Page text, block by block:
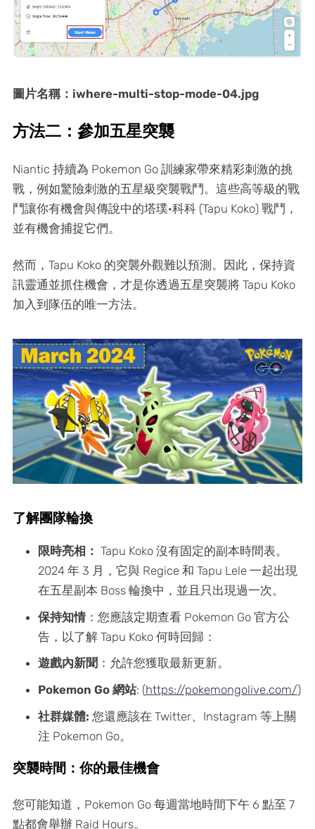
圖片名稱：iwhere-multi-stop-mode-04.jpg
方法二：參加五星突襲
Niantic 持續為 Pokemon Go 訓練家帶來精彩刺激的挑
戰，例如驚險刺激的五星級突襲戰鬥。這些高等級的戰
鬥讓你有機會與傳說中的塔璞·科科 (Tapu Koko) 戰鬥，
並有機會捕捉它們。
然而，Tapu Koko 的突襲外觀難以預測。因此，保持資
訊靈通並抓住機會，才是你透過五星突襲將 Tapu Koko
加入到隊伍的唯一方法。
了解團隊輪換
限時亮相： Tapu Koko 沒有固定的副本時間表。
2024 年 3 月，它與 Regice 和 Tapu Lele 一起出現
在五星副本 Boss 輪換中，並且只出現過一次。
保持知情：您應該定期查看 Pokemon Go 官方公
告，以了解 Tapu Koko 何時回歸：
遊戲內新聞 ：允許您獲取最新更新。
Pokemon Go 網站: (https://pokemongolive.com/)
社群媒體: 您還應該在 Twitter、Instagram 等上關
注 Pokemon Go。
突襲時間：你的最佳機會
您可能知道，Pokemon Go 每週當地時間下午 6 點至 7
點都會舉辦 Raid Hours。